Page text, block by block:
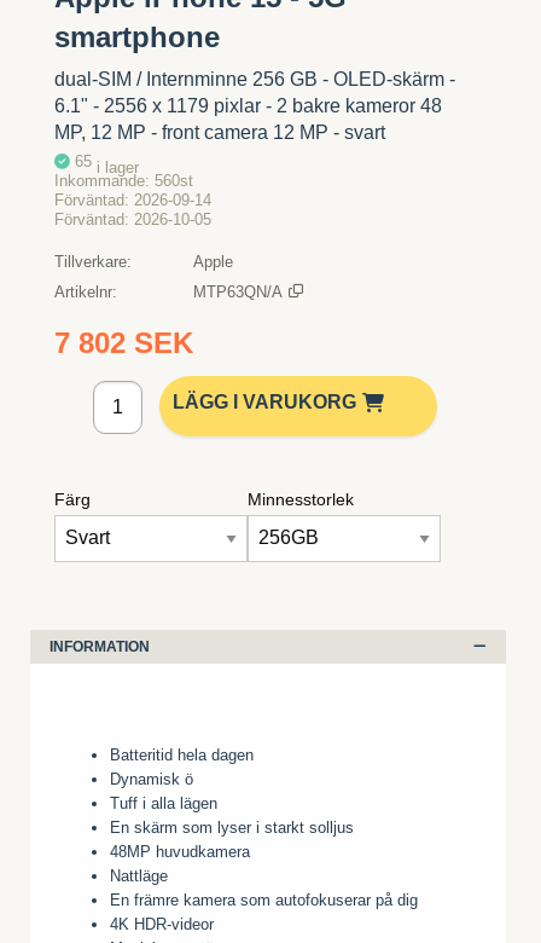
smartphone
dual-SIM / Internminne 256 GB - OLED-skärm -
6.1" - 2556 x 1179 pixlar - 2 bakre kameror 48
MP, 12 MP - front camera 12 MP - svart
65 i lager
Inkommande 560st
Förväntad
2026-09-14
Förväntad
2026-10-05
Tillverkare
Apple
Artikelnr
MTP63QN/A
7 802 SEK
Lägg i kundvagnLÄGG I VARUKORG
Färg Minnesstorlek
INFORMATION
Batteritid hela dagen
Dynamisk ö
Tuff i alla lägen
En skärm som lyser i starkt solljus
48MP huvudkamera
Nattläge
En främre kamera som autofokuserar på dig
4K HDR-videor